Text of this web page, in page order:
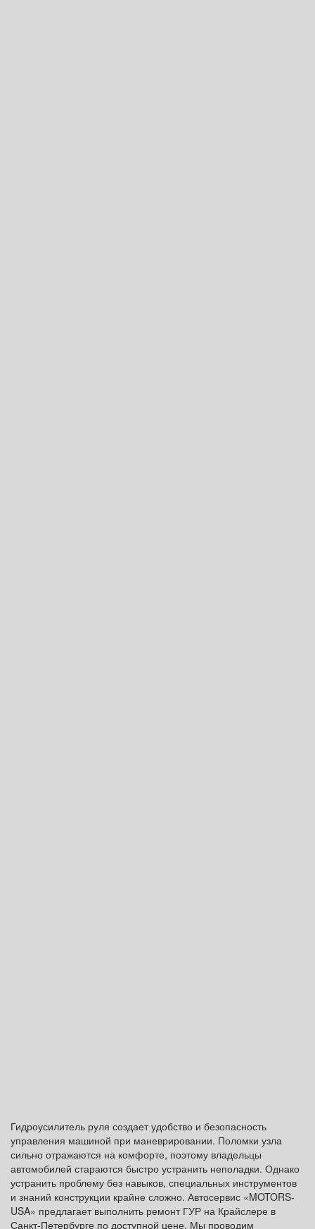
Гидроусилитель руля создает удобство и безопасность
управления машиной при маневрировании. Поломки узла
сильно отражаются на комфорте, поэтому владельцы
автомобилей стараются быстро устранить неполадки. Однако
устранить проблему без навыков, специальных инструментов
и знаний конструкции крайне сложно. Автосервис «MOTORS-
USA» предлагает выполнить ремонт ГУР на Крайслере в
Санкт-Петербурге по доступной цене. Мы проводим